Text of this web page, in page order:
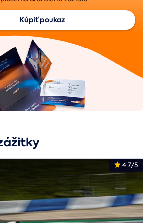
Kúpiť poukaz
4.7/5